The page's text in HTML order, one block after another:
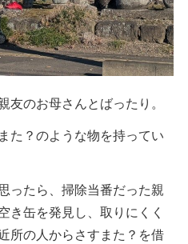
のお母さんとばったり。
た？のような物を持ってい
ったら、掃除当番だった親
き缶を発見し、取りにくく
所の人からさすまた？を借